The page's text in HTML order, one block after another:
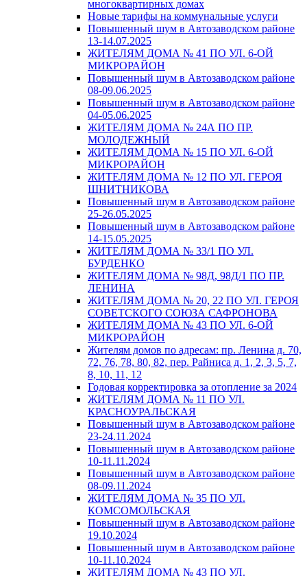
многоквартирных домах
Новые тарифы на коммунальные услуги
Повышенный шум в Автозаводском районе
13-14.07.2025
ЖИТЕЛЯМ ДОМА № 41 ПО УЛ. 6-ОЙ
МИКРОРАЙОН
Повышенный шум в Автозаводском районе
08-09.06.2025
Повышенный шум в Автозаводском районе
04-05.06.2025
ЖИТЕЛЯМ ДОМА № 24А ПО ПР.
МОЛОДЕЖНЫЙ
ЖИТЕЛЯМ ДОМА № 15 ПО УЛ. 6-ОЙ
МИКРОРАЙОН
ЖИТЕЛЯМ ДОМА № 12 ПО УЛ. ГЕРОЯ
ШНИТНИКОВА
Повышенный шум в Автозаводском районе
25-26.05.2025
Повышенный шум в Автозаводском районе
14-15.05.2025
ЖИТЕЛЯМ ДОМА № 33/1 ПО УЛ.
БУРДЕНКО
ЖИТЕЛЯМ ДОМА № 98Д, 98Д/1 ПО ПР.
ЛЕНИНА
ЖИТЕЛЯМ ДОМА № 20, 22 ПО УЛ. ГЕРОЯ
СОВЕТСКОГО СОЮЗА САФРОНОВА
ЖИТЕЛЯМ ДОМА № 43 ПО УЛ. 6-ОЙ
МИКРОРАЙОН
Жителям домов по адресам: пр. Ленина д. 70,
72, 76, 78, 80, 82, пер. Райниса д. 1, 2, 3, 5, 7,
8, 10, 11, 12
Годовая корректировка за отопление за 2024
ЖИТЕЛЯМ ДОМА № 11 ПО УЛ.
КРАСНОУРАЛЬСКАЯ
Повышенный шум в Автозаводском районе
23-24.11.2024
Повышенный шум в Автозаводском районе
10-11.11.2024
Повышенный шум в Автозаводском районе
08-09.11.2024
ЖИТЕЛЯМ ДОМА № 35 ПО УЛ.
КОМСОМОЛЬСКАЯ
Повышенный шум в Автозаводском районе
19.10.2024
Повышенный шум в Автозаводском районе
10-11.10.2024
ЖИТЕЛЯМ ДОМА № 43 ПО УЛ.